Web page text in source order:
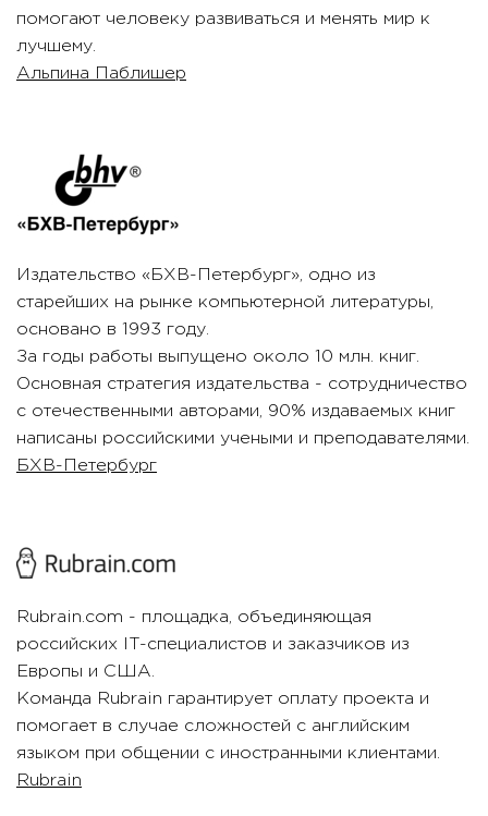
помогают человеку развиваться и менять мир к
лучшему.
Альпина Паблишер
Издательство «БХВ-Петербург», одно из
старейших на рынке компьютерной литературы,
основано в 1993 году.
За годы работы выпущено около 10 млн. книг.
Основная стратегия издательства - сотрудничество
с отечественными авторами, 90% издаваемых книг
написаны российскими учеными и преподавателями.
БХВ-Петербург
Rubrain.com - площадка, объединяющая
российских IT-специалистов и заказчиков из
Европы и США.
Команда Rubrain гарантирует оплату проекта и
помогает в случае сложностей с английским
языком при общении с иностранными клиентами.
Rubrain